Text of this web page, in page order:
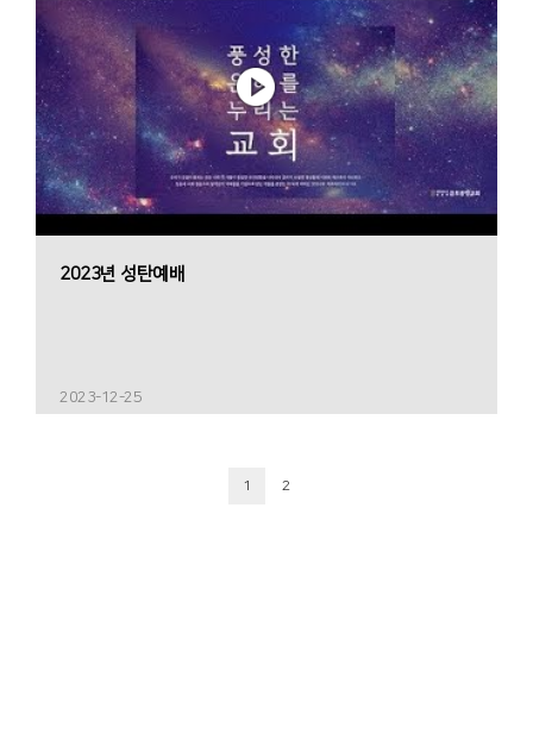
2023년 성탄예배
2023-12-25
1 2